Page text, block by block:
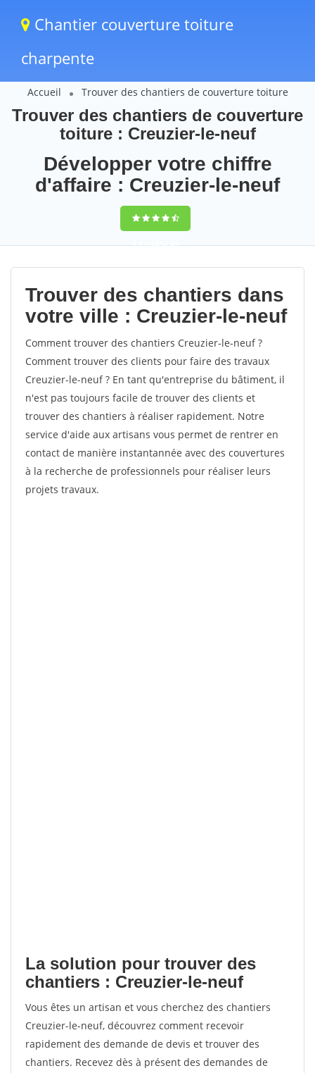
Chantier couverture toiture
charpente
Accueil Trouver des chantiers de couverture toiture
Trouver des chantiers de couverture
toiture : Creuzier-le-neuf
Développer votre chiffre
d'affaire : Creuzier-le-neuf
9,5(100%)69
votes
Trouver des chantiers dans
votre ville : Creuzier-le-neuf
Comment trouver des chantiers Creuzier-le-neuf ?
Comment trouver des clients pour faire des travaux
Creuzier-le-neuf ? En tant qu'entreprise du bâtiment, il
n'est pas toujours facile de trouver des clients et
trouver des chantiers à réaliser rapidement. Notre
service d'aide aux artisans vous permet de rentrer en
contact de manière instantannée avec des couvertures
à la recherche de professionnels pour réaliser leurs
projets travaux.
La solution pour trouver des
chantiers : Creuzier-le-neuf
Vous êtes un artisan et vous cherchez des chantiers
Creuzier-le-neuf, découvrez comment recevoir
rapidement des demande de devis et trouver des
chantiers. Recevez dès à présent des demandes de